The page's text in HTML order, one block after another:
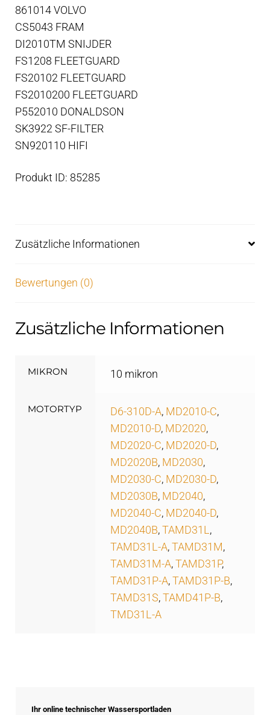
861014 VOLVO
CS5043 FRAM
DI2010TM SNIJDER
FS1208 FLEETGUARD
FS20102 FLEETGUARD
FS2010200 FLEETGUARD
P552010 DONALDSON
SK3922 SF-FILTER
SN920110 HIFI
Produkt ID: 85285
Zusätzliche Informationen
Bewertungen (0)
Zusätzliche Informationen
MIKRON 10 mikron
MOTORTYP D6-310D-A, MD2010-C,
MD2010-D, MD2020,
MD2020-C, MD2020-D,
MD2020B, MD2030,
MD2030-C, MD2030-D,
MD2030B, MD2040,
MD2040-C, MD2040-D,
MD2040B, TAMD31L,
TAMD31L-A, TAMD31M ,
TAMD31M-A, TAMD31P,
TAMD31P-A, TAMD31P-B,
TAMD31S, TAMD41P-B,
TMD31L-A
Ihr online technischer Wassersportladen